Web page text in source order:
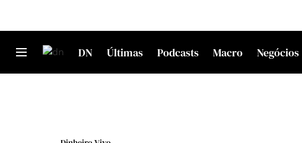
DN Últimas Podcasts Macro Negócios